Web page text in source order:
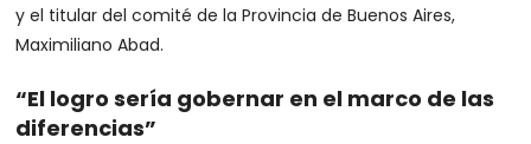
y el titular del comité de la Provincia de Buenos Aires,
Maximiliano Abad.
“El logro sería gobernar en el marco de las
diferencias”